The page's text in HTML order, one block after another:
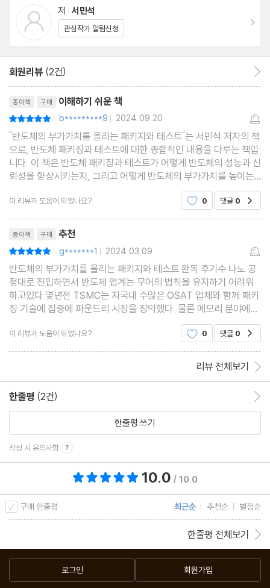
종류를 분류하고, 각 종류별 특징, 장단점 등을 기술하였습니다. 제
4장에서는 패키지 설계와 해석을 설명하였는데, 패키지 설계와 칩
전기 해석 내용과 과정 을 소개하였습니다. 제5장은 패키지 공정을
를 소개하였습니다. 제6장에서는 패키지 공정 진행을 위해서 사용
되는 재료들을 소개하였고, 제7장에서는 품질과 신뢰성의 의미 및
신뢰성 평가 항목들의 진행 방법과 목적을 설명하였습니다.
저 : 서민석
관심작가 알림신청
회원리뷰 (2건)
종이책 구매 이해하기 쉬운 책
| b*********9 | 2024.09.20
"반도체의 부가가치를 올리는 패키지와 테스트"는 서민석 저자의 책
으로, 반도체 패키징과 테스트에 대한 종합적인 내용을 다루는 책입
니다. 이 책은 반도체 패키징과 테스트가 어떻게 반도체의 성능과 신
뢰성을 향상시키는지, 그리고 어떻게 반도체의 부가가치를 높이는
지에 대해 다룹니다. 이 책은 반도체 패키징과 테스트에 대한 기초
개념부터 최신 기술 동향까지 다양한 주제를 다루
이 리뷰가 도움이 되었나요? 0 댓글 0
종이책 구매 추천
| g*******1 | 2024.03.09
반도체의 부가가치를 올리는 패키지와 테스트 완독 후기수 나노 공
정대로 진입하면서 반도체 업계는 무어의 법칙을 유지하기 어려워
하고있다 몇년전 TSMC는 자국내 수많은 OSAT 업체와 함께 패키
징 기술에 집중에 파운드리 시장을 장악했다. 물론 메모리 분야에선
삼성과 하이닉스가 앞서 나가고 있지만 점점 패키징의 중요성이 강
조되어지고 있다.국내 업체들도 소재와 부품 설계 등의
이 리뷰가 도움이 되었나요? 0 댓글 0
리뷰 전체보기
한줄평 (2건)
한줄평 쓰기
작성 시 유의사항
10.0 / 10.0
구매 한줄평 최근순 추천순 별점순
한줄평 전체보기
로그인 회원가입